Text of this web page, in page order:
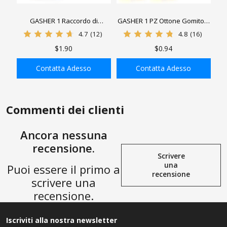
AGGIUNGI ALLA
GASHER 1 Raccordo di
Ricambio Pneumatico in
Riparazione dell'estremità del
Tubo Riutilizzabile 3/8"
Barb（3/8" ID Tubo in
Poliuretano） x 1/4" NPT
4.7 (12)
$1.90
Contatta Adesso
AGGIUNGI ALLA
GASHER 1 PZ Ottone Gomito a
90 Gradi Tubo di
Raccordo Tubo, 1/8" Tubo OD
x 1/8" NPT Connettore
Maschio
4.8 (16)
$0.94
Contatta Adesso
Commenti dei clienti
Ancora nessuna
recensione.
Puoi essere il primo a
scrivere una
recensione.
Scrivere
una
recensione
Iscriviti alla nostra newsletter